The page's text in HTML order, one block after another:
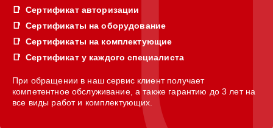
Сертификат авторизации
Сертификаты на оборудование
Сертификаты на комплектующие
Сертификат у каждого специалиста
При обращении в наш сервис клиент получает
компетентное обслуживание, а также гарантию до 3 лет на
все виды работ и комплектующих.